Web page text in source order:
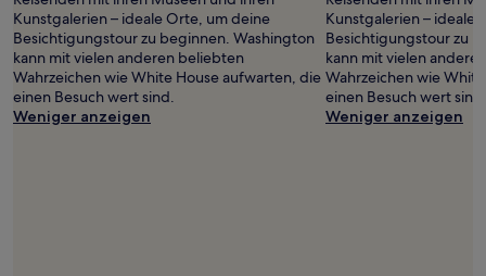
Kunstgalerien – ideale Orte, um deine
Besichtigungstour zu beginnen. Washington
kann mit vielen anderen beliebten
Wahrzeichen wie White House aufwarten, die
einen Besuch wert sind.
Weniger anzeigen
Kunstgalerien – ideale
Besichtigungstour zu
kann mit vielen
Wahrzeichen wie
einen Besuch wert sind.
Weniger anzeigen